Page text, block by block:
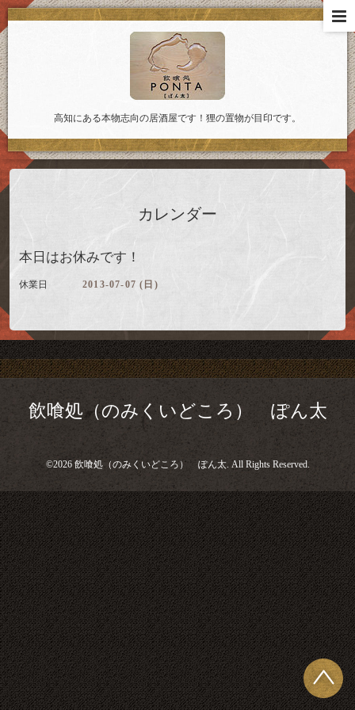
高知にある本物志向の居酒屋です！狸の置物が目印です。
カレンダー
本日はお休みです！
休業日 2013-07-07 (日)
飲喰処（のみくいどころ） ぽん太
©2026 飲喰処（のみくいどころ） ぽん太. All Rights Reserved.